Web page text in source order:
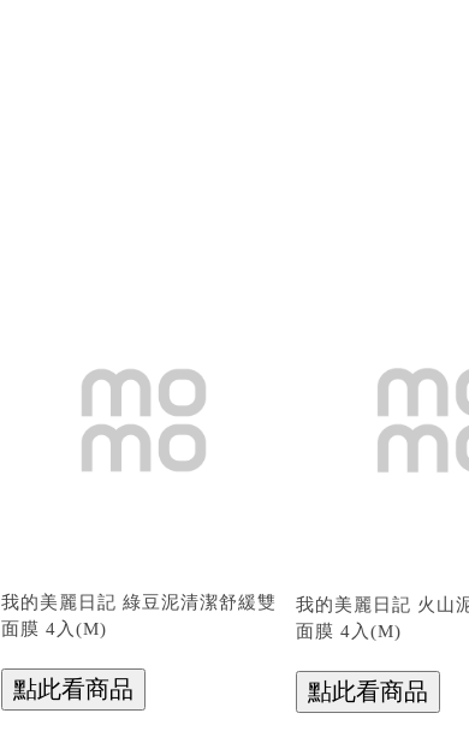
我的美麗日記 綠豆泥清潔舒緩雙
面膜 4入(M)
我的美麗日記 火山
面膜 4入(M)